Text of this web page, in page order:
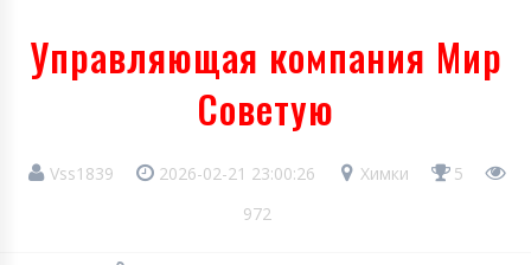
Управляющая компания Мир
Советую
Vss1839 2026-02-21 23:00:26 Химки
5
972